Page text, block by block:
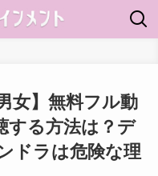
女】無料フル動
する方法は？デ
ドラは危険な理